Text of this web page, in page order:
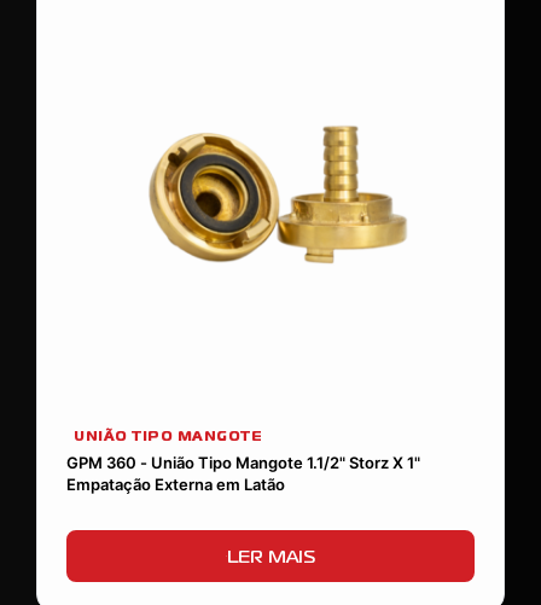
UNIÃO TIPO MANGOTE
GPM 360 - União Tipo Mangote 1.1/2" Storz X 1"
Empatação Externa em Latão
LER MAIS